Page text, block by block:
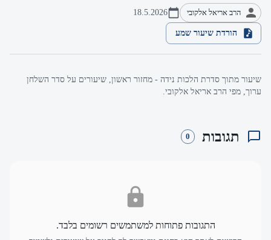
הרב אריאל אלקובי 18.5.2026
הורדת שיעור שמע
שיעור מתוך סדרת הלכות נידה - מחזור ראשון, שיעורים על סדר השלחן
ערוך, מפי הרב אריאל אלקובי.
תגובות 0
התגובות פתוחות למשתמשים רשומים בלבד.